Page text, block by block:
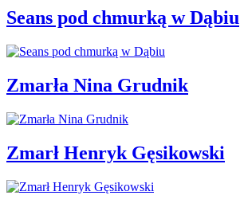
Seans pod chmurką w Dąbiu
Zmarła Nina Grudnik
Zmarł Henryk Gęsikowski